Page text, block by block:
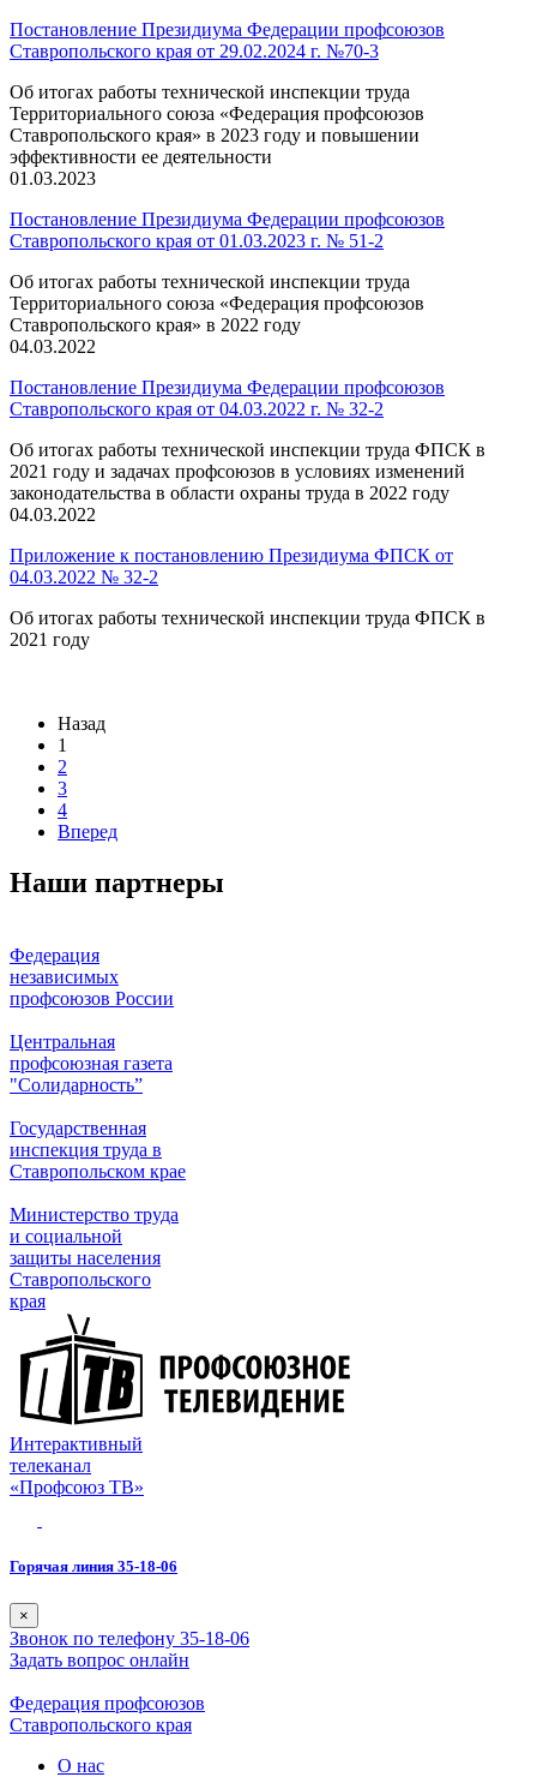
Постановление Президиума Федерации профсоюзов
Ставропольского края от 29.02.2024 г. №70-3
Об итогах работы технической инспекции труда
Территориального союза «Федерация профсоюзов
Ставропольского края» в 2023 году и повышении
эффективности ее деятельности
01.03.2023
Постановление Президиума Федерации профсоюзов
Ставропольского края от 01.03.2023 г. № 51-2
Об итогах работы технической инспекции труда
Территориального союза «Федерация профсоюзов
Ставропольского края» в 2022 году
04.03.2022
Постановление Президиума Федерации профсоюзов
Ставропольского края от 04.03.2022 г. № 32-2
Об итогах работы технической инспекции труда ФПСК в
2021 году и задачах профсоюзов в условиях изменений
законодательства в области охраны труда в 2022 году
04.03.2022
Приложение к постановлению Президиума ФПСК от
04.03.2022 № 32-2
Об итогах работы технической инспекции труда ФПСК в
2021 году
Назад
1
2
3
4
Вперед
Наши партнеры
Федерация
независимых
профсоюзов России
Центральная
профсоюзная газета
"Солидарность”
Государственная
инспекция труда в
Ставропольском крае
Министерство труда
и социальной
защиты населения
Ставропольского
края
Интерактивный
телеканал
«Профсоюз ТВ»
Горячая линия 35-18-06
×
Звонок по телефону 35-18-06
Задать вопрос онлайн
Федерация профсоюзов
Ставропольского края
О нас